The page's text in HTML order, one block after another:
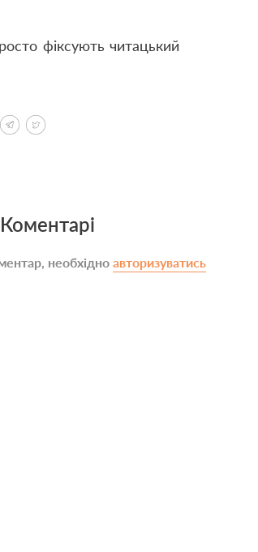
фіксують читацький
Коментарі
необхідно авторизуватись